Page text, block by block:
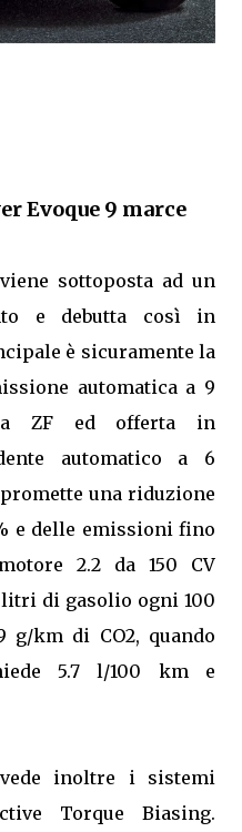
Evoque 9 marce
sottoposta ad un
e debutta così in
è sicuramente la
automatica a 9
ZF ed offerta in
automatico a 6
una riduzione
e delle emissioni fino
2.2 da 150 CV
litri di gasolio ogni 100
g/km di CO2, quando
5.7 l/100 km e
inoltre i sistemi
Torque Biasing.